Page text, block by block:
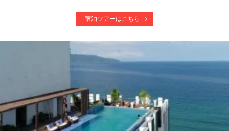
宿泊ツアーはこちら